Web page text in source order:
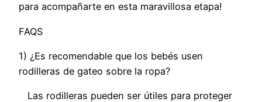
para acompañarte en esta maravillosa etapa!
FAQS
1) ¿Es recomendable que los bebés usen
rodilleras de gateo sobre la ropa?
Las rodilleras pueden ser útiles para proteger